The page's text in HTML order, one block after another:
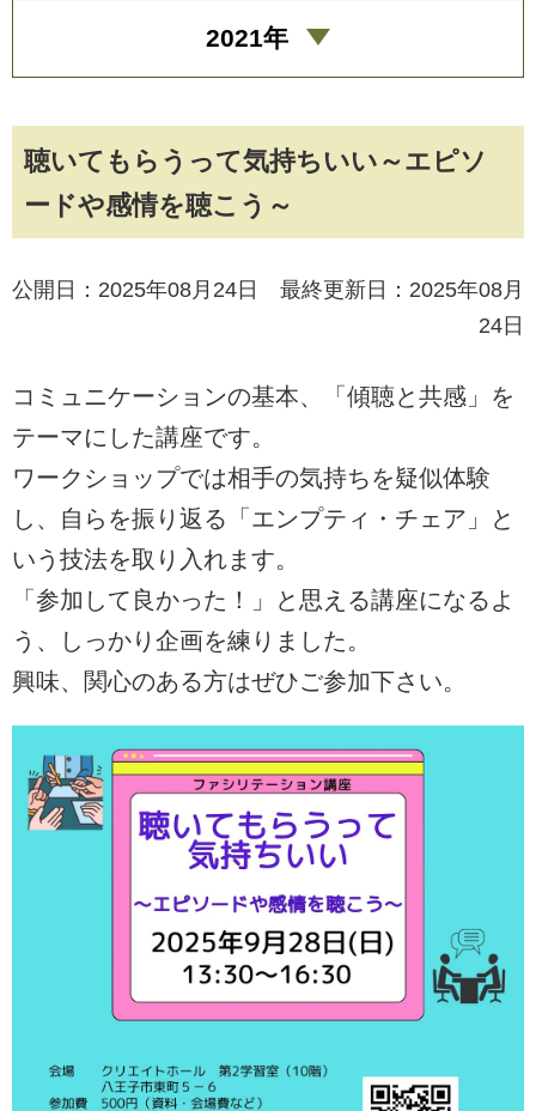
聴いてもらうって気持ちいい～エピソ
ードや感情を聴こう～
公開日：2025年08月24日 最終更新日：2025年08月
24日
コミュニケーションの基本、「傾聴と共感」を
テーマにした講座です。
ワークショップでは相手の気持ちを疑似体験
し、自らを振り返る「エンプティ・チェア」と
いう技法を取り入れます。
「参加して良かった！」と思える講座になるよ
う、しっかり企画を練りました。
興味、関心のある方はぜひご参加下さい。
2021年